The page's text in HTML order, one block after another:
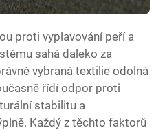
proti vyplavování peří a
sahá daleko za
vybraná textilie odolná
řídí odpor proti
stabilitu a
Každý z těchto faktorů